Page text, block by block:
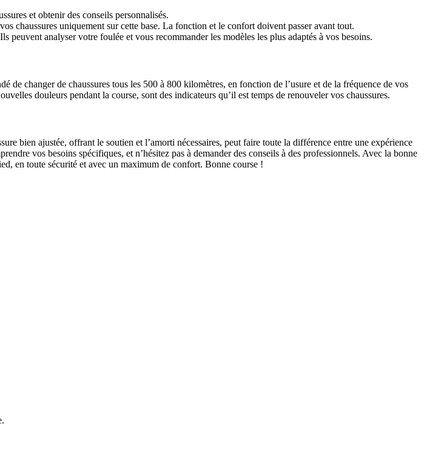
et obtenir des conseils personnalisés.
chaussures uniquement sur cette base. La fonction et le confort doivent passer avant tout.
peuvent analyser votre foulée et vous recommander les modèles les plus adaptés à vos besoins.
changer de chaussures tous les 500 à 800 kilomètres, en fonction de l’usure et de la fréquence de vos
douleurs pendant la course, sont des indicateurs qu’il est temps de renouveler vos chaussures.
bien ajustée, offrant le soutien et l’amorti nécessaires, peut faire toute la différence entre une expérience
vos besoins spécifiques, et n’hésitez pas à demander des conseils à des professionnels. Avec la bonne
en toute sécurité et avec un maximum de confort. Bonne course !